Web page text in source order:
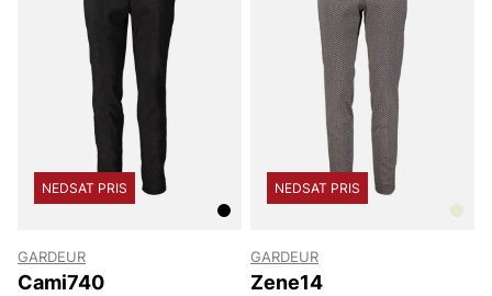
NEDSAT PRIS
GARDEUR
Cami740
NEDSAT PRIS
GARDEUR
Zene14